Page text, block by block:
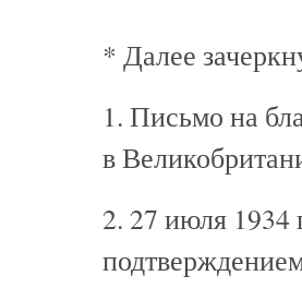
* Далее
1. Письмо на
в
2. 27 июля 1934